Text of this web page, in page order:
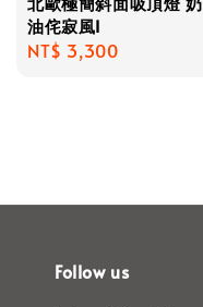
油侘寂風I
Regular
NT$ 3,300
Follow us